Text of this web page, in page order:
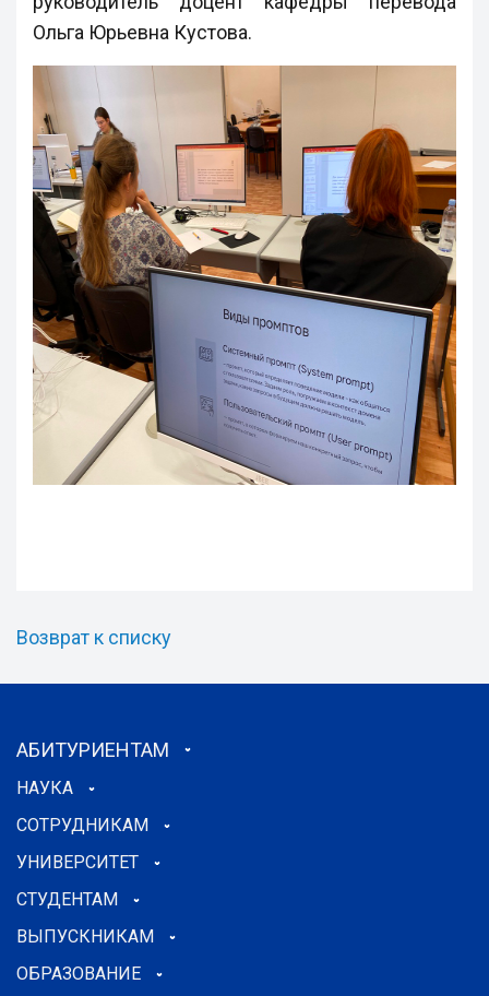
Ольга Юрьевна Кустова.
Возврат к списку
АБИТУРИЕНТАМ
НАУКА
СОТРУДНИКАМ
УНИВЕРСИТЕТ
СТУДЕНТАМ
ВЫПУСКНИКАМ
ОБРАЗОВАНИЕ